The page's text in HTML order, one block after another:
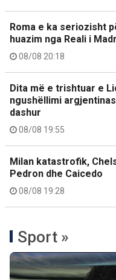
Roma e ka seriozisht
huazim nga Reali i
08/08 20:18
Dita më e trishtuar e
ngushëllimi
dashur
08/08 19:55
Milan katastrofik,
Pedron dhe Caicedo
08/08 19:28
Sport »